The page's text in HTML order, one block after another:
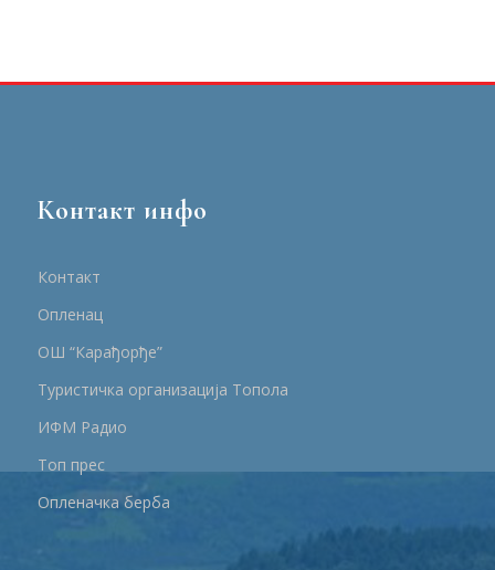
Контакт инфо
Контакт
Опленац
ОШ “Карађорђе”
Туристичка организација Топола
ИФМ Радио
Топ прес
Опленачка берба